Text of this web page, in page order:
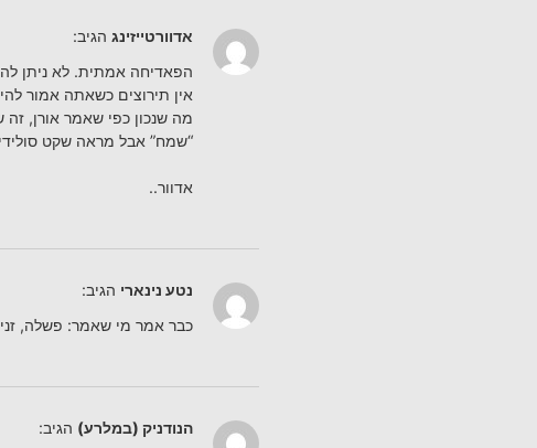
אדוורטייזינג הגיב:
הפאדיחה אמתית. לא ניתן
אין תירוצים כשאתה אמור
מה שנכון כפי שאמר אורן,
“שמח” אבל מראה שקט
אדוור..
נטע נינארי הגיב:
כבר אמר מי שאמר: פשלה,
הנודניק (במלרע) הגיב: